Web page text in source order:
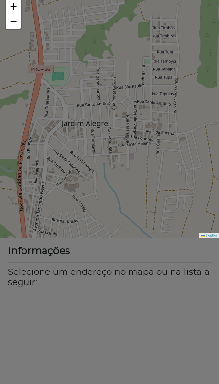
+
−
Leaflet
Informações
Selecione um endereço no mapa ou na lista a
seguir: